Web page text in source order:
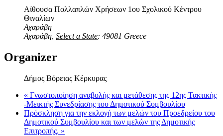
Αίθουσα Πολλαπλών Χρήσεων 1ου Σχολικού Κέντρου
Θιναλίων
Αχαράβη
Αχαράβη Select a State: 49081 Greece
Organizer
Δήμος Βόρειας Κέρκυρας
« Γνωστοποίηση αναβολής και μετάθεσης της 12ης Τακτικής
-Μεικτής Συνεδρίασης του Δημοτικού Συμβουλίου
Πρόσκληση για την εκλογή των μελών του Προεδρείου του
Δημοτικού Συμβουλίου και των μελών της Δημοτικής
Επιτροπής. »